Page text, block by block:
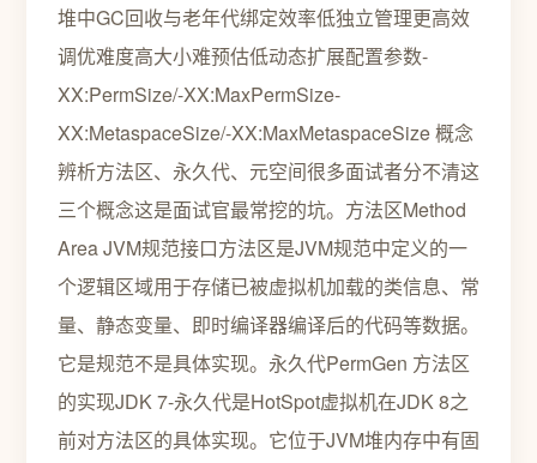
堆中GC回收与老年代绑定效率低独立管理更高效
调优难度高大小难预估低动态扩展配置参数-
XX:PermSize/-XX:MaxPermSize-
XX:MetaspaceSize/-XX:MaxMetaspaceSize 概念
辨析方法区、永久代、元空间很多面试者分不清这
三个概念这是面试官最常挖的坑。方法区Method
Area JVM规范接口方法区是JVM规范中定义的一
个逻辑区域用于存储已被虚拟机加载的类信息、常
量、静态变量、即时编译器编译后的代码等数据。
它是规范不是具体实现。永久代PermGen 方法区
的实现JDK 7-永久代是HotSpot虚拟机在JDK 8之
前对方法区的具体实现。它位于JVM堆内存中有固